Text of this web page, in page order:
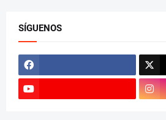
SÍGUENOS